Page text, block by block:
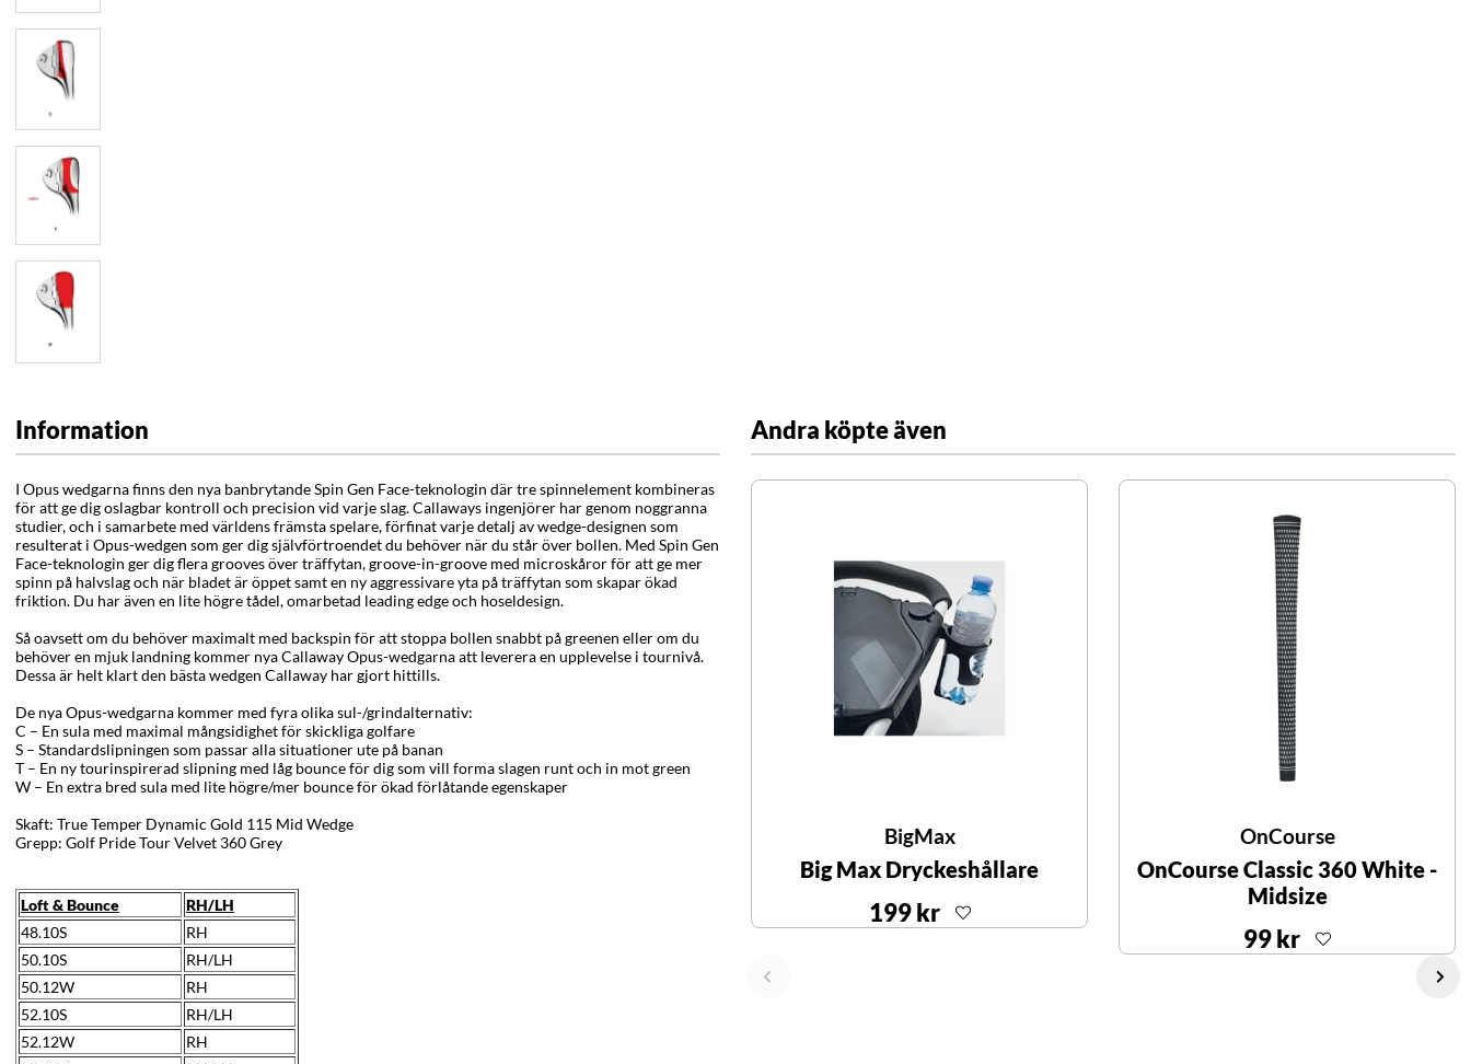
Information
I Opus wedgarna finns den nya banbrytande Spin Gen Face-teknologin där tre spinnelement kombineras
för att ge dig oslagbar kontroll och precision vid varje slag. Callaways ingenjörer har genom noggranna
studier, och i samarbete med världens främsta spelare, förfinat varje detalj av wedge-designen som
resulterat i Opus-wedgen som ger dig självförtroendet du behöver när du står över bollen. Med Spin Gen
Face-teknologin ger dig flera grooves över träffytan, groove-in-groove med microskåror för att ge mer
spinn på halvslag och när bladet är öppet samt en ny aggressivare yta på träffytan som skapar ökad
friktion. Du har även en lite högre tådel, omarbetad leading edge och hoseldesign.
Så oavsett om du behöver maximalt med backspin för att stoppa bollen snabbt på greenen eller om du
behöver en mjuk landning kommer nya Callaway Opus-wedgarna att leverera en upplevelse i tournivå.
Dessa är helt klart den bästa wedgen Callaway har gjort hittills.
De nya Opus-wedgarna kommer med fyra olika sul-/grindalternativ:
C – En sula med maximal mångsidighet för skickliga golfare
S – Standardslipningen som passar alla situationer ute på banan
T – En ny tourinspirerad slipning med låg bounce för dig som vill forma slagen runt och in mot green
W – En extra bred sula med lite högre/mer bounce för ökad förlåtande egenskaper
Skaft: True Temper Dynamic Gold 115 Mid Wedge
Grepp: Golf Pride Tour Velvet 360 Grey
Loft & Bounce
RH/LH
48.10S
RH
50.10S
RH/LH
50.12W
RH
52.10S
RH/LH
52.12W
RH
Andra köpte även
BigMax
Big Max Dryckeshållare
199 kr
OnCourse
OnCourse Classic 360 White -
Midsize
99 kr